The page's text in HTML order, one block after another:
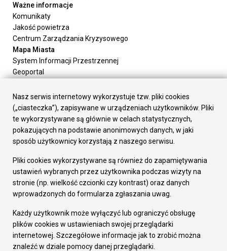
Ważne informacje
Komunikaty
Jakość powietrza
Centrum Zarządzania Kryzysowego
Mapa Miasta
System Informacji Przestrzennej
Geoportal
Załatw sprawę
Prezydent Miasta
Rada Miasta
Wydziały
Elektroniczna Skrzynka Podawcza
Gospodarka
Fundusze europejskie
Środki krajowe
Oferty inwestycyjne
Pozostałe
Deklaracja dostępności
Dane osobowe
Nasz serwis internetowy wykorzystuje tzw. pliki cookies
(„ciasteczka”), zapisywane w urządzeniach użytkowników. Pliki
te wykorzystywane są głównie w celach statystycznych,
pokazujących na podstawie anonimowych danych, w jaki
sposób użytkownicy korzystają z naszego serwisu.
Pliki cookies wykorzystywane są również do zapamiętywania
ustawień wybranych przez użytkownika podczas wizyty na
stronie (np. wielkość czcionki czy kontrast) oraz danych
wprowadzonych do formularza zgłaszania uwag.
Każdy użytkownik może wyłączyć lub ograniczyć obsługę
plików cookies w ustawieniach swojej przeglądarki
internetowej. Szczegółowe informacje jak to zrobić można
znaleźć w dziale pomocy danej przeglądarki.